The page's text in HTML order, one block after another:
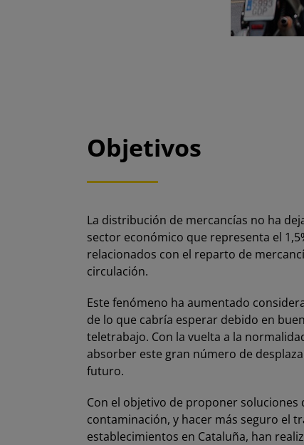
Objetivos
La distribución de mercancías no ha
sector económico que representa el
relacionados con el reparto de
circulación.
Este fenómeno ha aumentado
de lo que cabría esperar debido en
teletrabajo. Con la vuelta a la
absorber este gran número de
futuro.
Con el objetivo de proponer
contaminación, y hacer más seguro el
establecimientos en Cataluña, han